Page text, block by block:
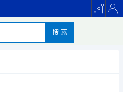
搜 索